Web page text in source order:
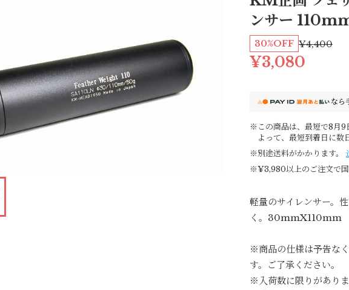
ンサー
¥4,400
30%OFF
¥3,080
なら
※この商品は、最短で8月9
よって、最短到着日に数
※別途送料がかかります。
※¥3,980以上のご注文で国
軽量のサイレンサー。
く。30mmX110mm
※商品の仕様は予告な
す。ご了承ください。
※入荷数に限りがあり